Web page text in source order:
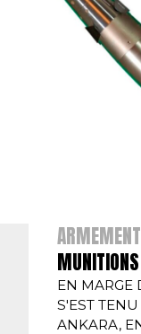
ARMEMENT
EN MARGE
S'EST
ANKARA,